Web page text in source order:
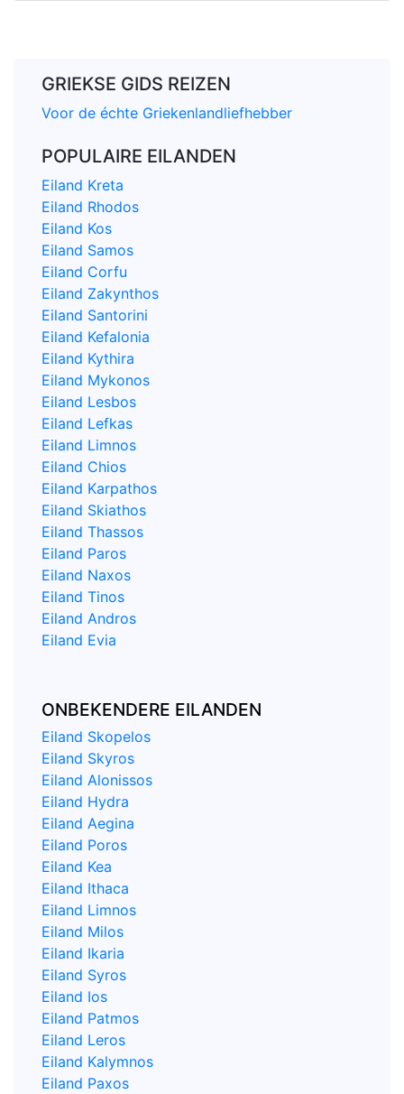
GRIEKSE GIDS REIZEN
Voor de échte Griekenlandliefhebber
POPULAIRE EILANDEN
Eiland Kreta
Eiland Rhodos
Eiland Kos
Eiland Samos
Eiland Corfu
Eiland Zakynthos
Eiland Santorini
Eiland Kefalonia
Eiland Kythira
Eiland Mykonos
Eiland Lesbos
Eiland Lefkas
Eiland Limnos
Eiland Chios
Eiland Karpathos
Eiland Skiathos
Eiland Thassos
Eiland Paros
Eiland Naxos
Eiland Tinos
Eiland Andros
Eiland Evia
ONBEKENDERE EILANDEN
Eiland Skopelos
Eiland Skyros
Eiland Alonissos
Eiland Hydra
Eiland Aegina
Eiland Poros
Eiland Kea
Eiland Ithaca
Eiland Limnos
Eiland Milos
Eiland Ikaria
Eiland Syros
Eiland Ios
Eiland Patmos
Eiland Leros
Eiland Kalymnos
Eiland Paxos